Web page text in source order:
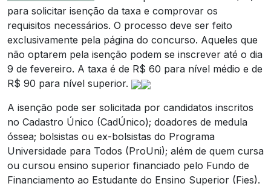
para solicitar isenção da taxa e comprovar os
requisitos necessários. O processo deve ser feito
exclusivamente pela página do concurso. Aqueles que
não optarem pela isenção podem se inscrever até o dia
9 de fevereiro. A taxa é de R$ 60 para nível médio e de
R$ 90 para nível superior.
A isenção pode ser solicitada por candidatos inscritos
no Cadastro Único (CadÚnico); doadores de medula
óssea; bolsistas ou ex-bolsistas do Programa
Universidade para Todos (ProUni); além de quem cursa
ou cursou ensino superior financiado pelo Fundo de
Financiamento ao Estudante do Ensino Superior (Fies).